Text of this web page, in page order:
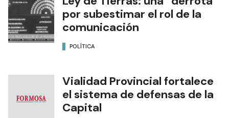
por subestimar el rol de la
comunicación
POLÍTICA
Vialidad Provincial fortalece
el sistema de defensas de la
Capital